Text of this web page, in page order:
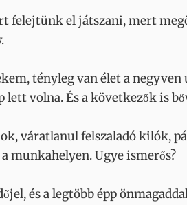
felejtünk el játszani, mert
tényleg van élet a
lett volna. És a következők is
váratlanul felszaladó kilók,
munkahelyen. Ugye ismerős?
és a legtöbb épp